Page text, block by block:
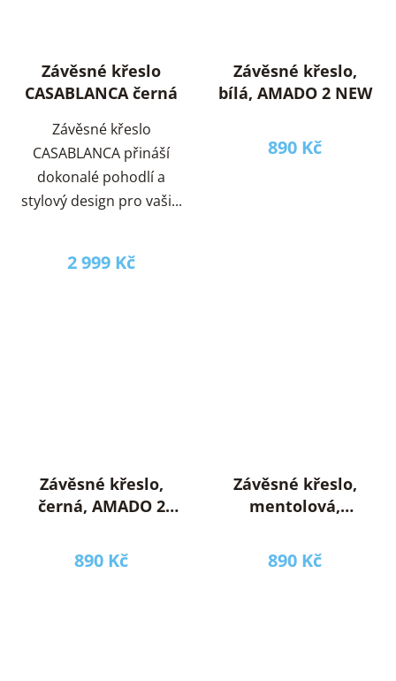
Závěsné křeslo
CASABLANCA černá
2 999 Kč
Závěsné křeslo
CASABLANCA přináší
dokonalé pohodlí a
stylový design pro vaši...
Závěsné křeslo,
bílá, AMADO 2 NEW
890 Kč
Závěsné křeslo,
černá, AMADO 2
890 Kč
Závěsné křeslo,
mentolová,
890 Kč